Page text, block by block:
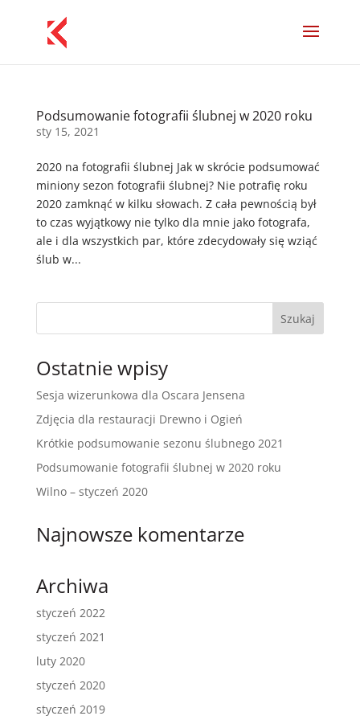
Podsumowanie fotografii ślubnej w 2020 roku
sty 15, 2021
2020 na fotografii ślubnej Jak w skrócie podsumować
miniony sezon fotografii ślubnej? Nie potrafię roku
2020 zamknąć w kilku słowach. Z cała pewnością był
to czas wyjątkowy nie tylko dla mnie jako fotografa,
ale i dla wszystkich par, które zdecydowały się wziąć
ślub w...
Ostatnie wpisy
Sesja wizerunkowa dla Oscara Jensena
Zdjęcia dla restauracji Drewno i Ogień
Krótkie podsumowanie sezonu ślubnego 2021
Podsumowanie fotografii ślubnej w 2020 roku
Wilno – styczeń 2020
Najnowsze komentarze
Archiwa
styczeń 2022
styczeń 2021
luty 2020
styczeń 2020
styczeń 2019